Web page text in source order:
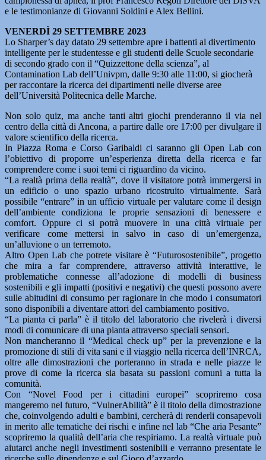
e le testimonianze di Giovanni Soldini e Alex Bellini.
VENERDÌ 29 SETTEMBRE 2023
Lo Sharper’s day datato 29 settembre apre i battenti al divertimento
intelligente per le studentesse e gli studenti delle Scuole secondarie
di secondo grado con il “Quizzettone della scienza”, al
Contamination Lab dell’Univpm, dalle 9:30 alle 11:00, si giocherà
per raccontare la ricerca dei dipartimenti nelle diverse aree
dell’Università Politecnica delle Marche.
Non solo quiz, ma anche tanti altri giochi prenderanno il via nel
centro della città di Ancona, a partire dalle ore 17:00 per divulgare il
valore scientifico della ricerca.
In Piazza Roma e Corso Garibaldi ci saranno gli Open Lab con
l’obiettivo di proporre un’esperienza diretta della ricerca e far
comprendere come i suoi temi ci riguardino da vicino.
“La realtà prima della realtà”, dove il visitatore potrà immergersi in
un edificio o uno spazio urbano ricostruito virtualmente. Sarà
possibile “entrare” in un ufficio virtuale per valutare come il design
dell’ambiente condiziona le proprie sensazioni di benessere e
comfort. Oppure ci si potrà muovere in una città virtuale per
verificare come mettersi in salvo in caso di un’emergenza,
un’alluvione o un terremoto.
Altro Open Lab che potrete visitare è “Futurosostenibile”, progetto
che mira a far comprendere, attraverso attività interattive, le
problematiche connesse all’adozione di modelli di business
sostenibili e gli impatti (positivi e negativi) che questi possono avere
sulle abitudini di consumo per ragionare in che modo i consumatori
sono disponibili a diventare attori del cambiamento positivo.
“La pianta ci parla” è il titolo del laboratorio che rivelerà i diversi
modi di comunicare di una pianta attraverso speciali sensori.
Non mancheranno il “Medical check up” per la prevenzione e la
promozione di stili di vita sani e il viaggio nella ricerca dell’INRCA,
oltre alle dimostrazioni che porteranno in strada e nelle piazze le
prove di come la ricerca sia basata su passioni comuni a tutta la
comunità.
Con “Novel Food per i cittadini europei” scopriremo cosa
mangeremo nel futuro, “VulnerAbilità” è il titolo della dimostrazione
che, coinvolgendo adulti e bambini, cercherà di renderli consapevoli
in merito alle tematiche dei rischi e infine nel lab “Che aria Pesante”
scopriremo la qualità dell’aria che respiriamo. La realtà virtuale può
aiutarci anche negli investimenti sostenibili e verranno presentate le